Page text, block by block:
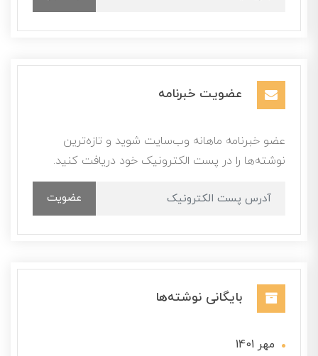
عضویت خبرنامه
عضو خبرنامه ماهانه وب‌سایت شوید و تازه‌ترین
نوشته‌ها را در پست الکترونیک خود دریافت کنید.
عضویت
بایگانی نوشته‌ها
مهر 1401